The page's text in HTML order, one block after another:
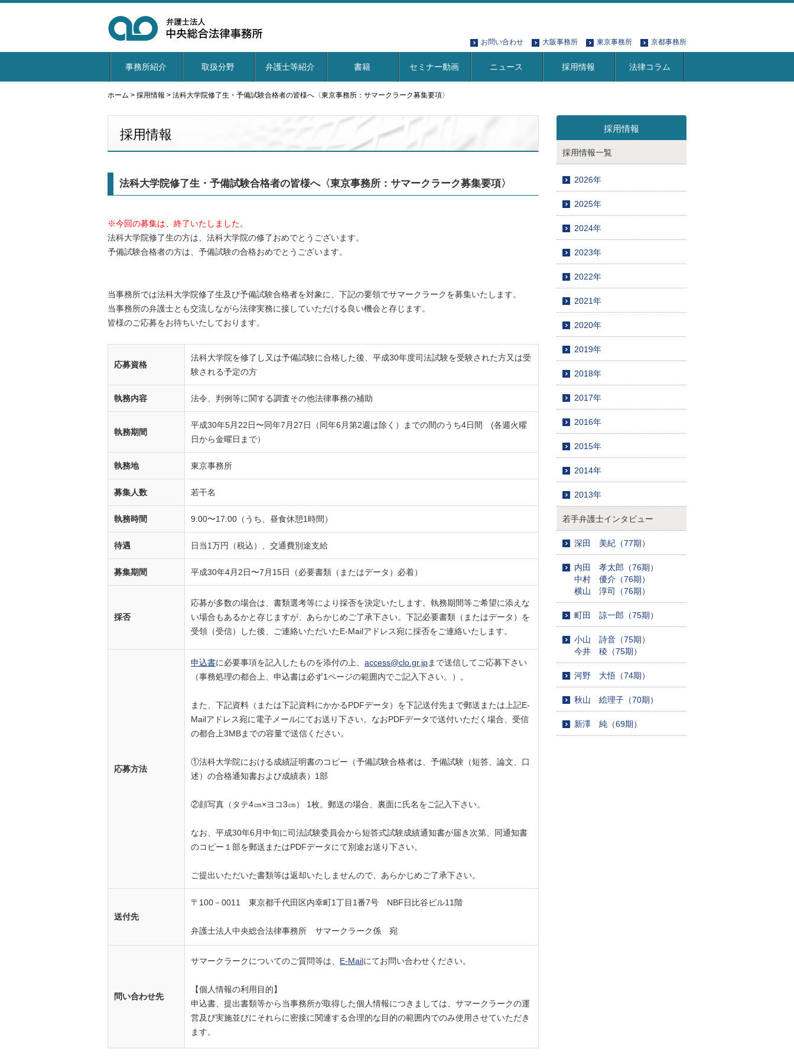
お問い合わせ 大阪事務所 東京事務所 京都事務所
事務所紹介 取扱分野 弁護士等紹介 書籍 セミナー動画 ニュース 採用情報 法律コラム
ホーム > 採用情報 > 法科大学院修了生・予備試験合格者の皆様へ〈東京事務所：サマークラーク募集要項〉
採用情報
法科大学院修了生・予備試験合格者の皆様へ〈東京事務所：サマークラーク募集要項〉
※今回の募集は、終了いたしました。
法科大学院修了生の方は、法科大学院の修了おめでとうございます。
予備試験合格者の方は、予備試験の合格おめでとうございます。
当事務所では法科大学院修了生及び予備試験合格者を対象に、下記の要領でサマークラークを募集いたします。
当事務所の弁護士とも交流しながら法律実務に接していただける良い機会と存じます。
皆様のご応募をお待ちいたしております。
応募資格
法科大学院を修了し又は予備試験に合格した後、平成30年度司法試験を受験された方又は受
験される予定の方
執務内容 法令、判例等に関する調査その他法律事務の補助
執務期間
平成30年5月22日〜同年7月27日（同年6月第2週は除く）までの間のうち4日間 (各週火曜
日から金曜日まで）
執務地 東京事務所
募集人数 若干名
執務時間 9:00〜17:00（うち、昼食休憩1時間）
待遇 日当1万円（税込）、交通費別途支給
募集期間 平成30年4月2日〜7月15日（必要書類（またはデータ）必着）
採否
応募が多数の場合は、書類選考等により採否を決定いたします。執務期間等ご希望に添えな
い場合もあるかと存じますが、あらかじめご了承下さい。下記必要書類（またはデータ）を
受領（受信）した後、ご連絡いただいたE-Mailアドレス宛に採否をご連絡いたします。
応募方法
申込書に必要事項を記入したものを添付の上、 access@clo.gr.jpまで送信してご応募下さい
（事務処理の都合上、申込書は必ず1ページの範囲内でご記入下さい。）。
また、下記資料（または下記資料にかかるPDFデータ）を下記送付先まで郵送または上記E-
Mailアドレス宛に電子メールにてお送り下さい。なおPDFデータで送付いただく場合、受信
の都合上3MBまでの容量で送信ください。
①法科大学院における成績証明書のコピー（予備試験合格者は、予備試験（短答、論文、口
述）の合格通知書および成績表）1部
②顔写真（タテ4㎝×ヨコ3㎝） 1枚。郵送の場合、裏面に氏名をご記入下さい。
なお、平成30年6月中旬に司法試験委員会から短答式試験成績通知書が届き次第、同通知書
のコピー１部を郵送またはPDFデータにて別途お送り下さい。
ご提出いただいた書類等は返却いたしませんので、あらかじめご了承下さい。
送付先
〒 100 － 0011 東京都千代田区内幸町1丁目 1番7号 NBF日比谷ビル11 階
弁護士法人中央総合法律事務所 サマークラーク係 宛
問い合わせ先
サマークラークについてのご質問等は、 E-Mailにてお問い合わせください。
【個人情報の利用目的】
申込書、提出書類等から当事務所が取得した個人情報につきましては、サマークラークの運
営及び実施並びにそれらに密接に関連する合理的な目的の範囲内でのみ使用させていただき
ます。
採用情報
採用情報一覧
2026年
2025年
2024年
2023年
2022年
2021年
2020年
2019年
2018年
2017年
2016年
2015年
2014年
2013年
若手弁護士インタビュー
深田 美紀（77期）
内田 孝太郎（76期）
中村 優介（76期）
横山 淳司（76期）
町田 諒一郎（75期）
小山 詩音（75期）
今井 稜（75期）
河野 大悟（74期）
秋山 絵理子（70期）
新澤 純（69期）